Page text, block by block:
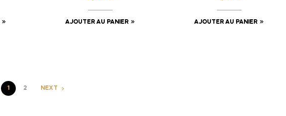
AJOUTER AU PANIER AJOUTER AU PANIER
1 2 NEXT